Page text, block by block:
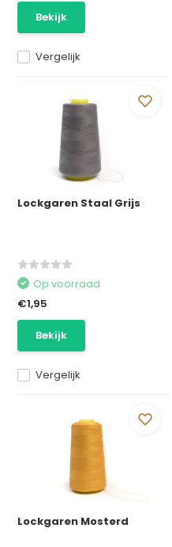
Vergelijk
Bekijk
Lockgaren Staal Grijs
Vergelijk
Op voorraad
€1,95
Bekijk
Lockgaren Mosterd